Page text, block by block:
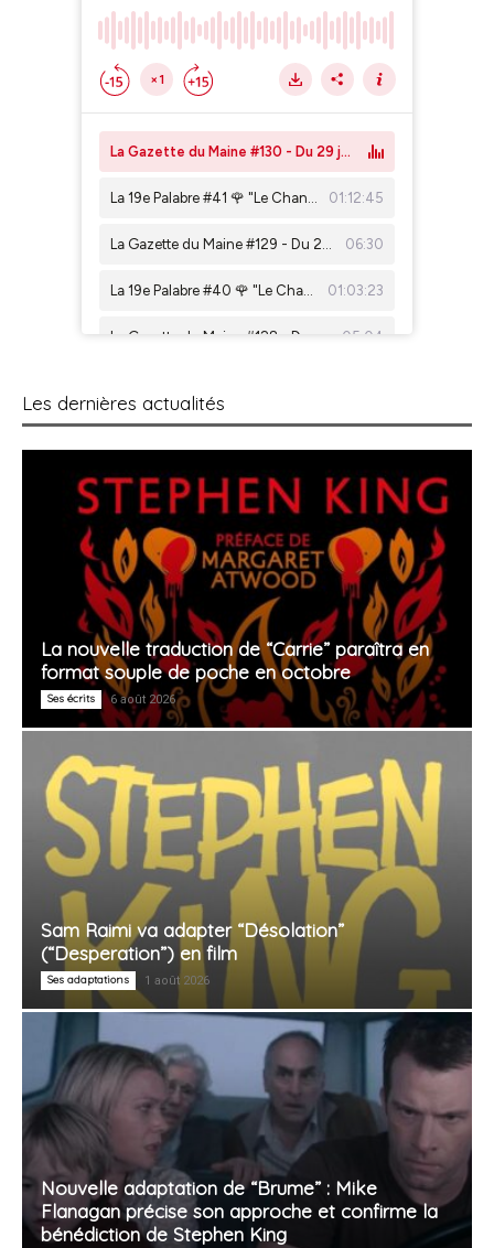
Les dernières actualités
La nouvelle traduction de “Carrie” paraîtra en
format souple de poche en octobre
Ses écrits 6 août 2026
Sam Raimi va adapter “Désolation”
(“Desperation”) en film
Ses adaptations 1 août 2026
Nouvelle adaptation de “Brume” : Mike
Flanagan précise son approche et confirme la
bénédiction de Stephen King